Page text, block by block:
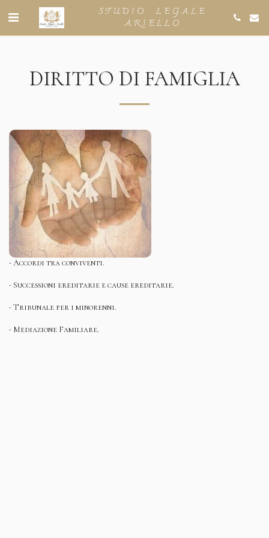
STUDIO LEGALE
ARIELLO
DIRITTO DI FAMIGLIA
- Accordi tra conviventi.
- Successioni ereditarie e cause ereditarie.
- Tribunale per i minorenni.
- Mediazione Familiare.